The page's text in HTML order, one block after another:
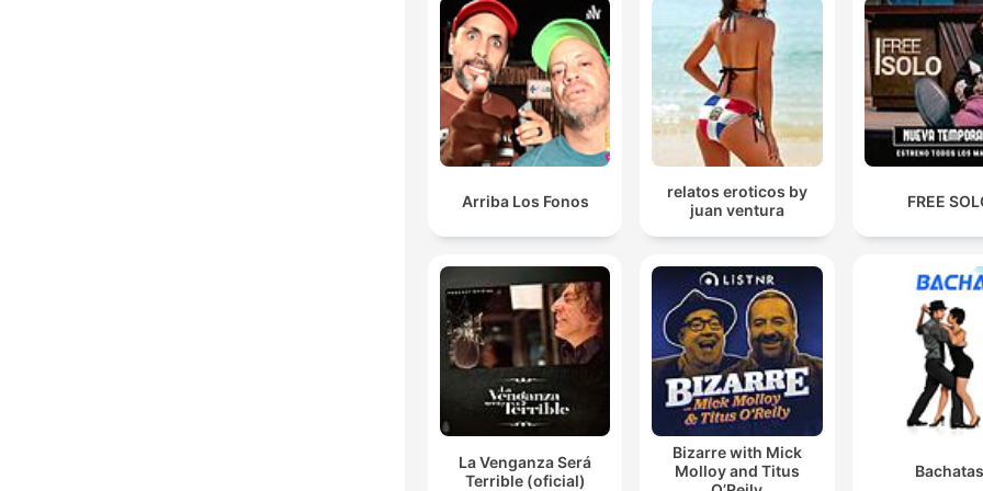
Arriba Los Fonos
relatos eroticos by
juan ventura
FREE
La Venganza Será
Terrible (oficial)
Bizarre with Mick
Molloy and Titus
Bachatas